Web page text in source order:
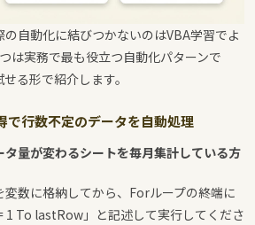
自動化に結びつかないのはVBA学習でよ
は実務で最も役立つ自動化パターンで
る形で紹介します。
で行数不定のデータを自動処理
タ量が変わるシートを毎月集計している方
数に格納してから、Forループの終端に
To lastRow」と記述して実行してくださ